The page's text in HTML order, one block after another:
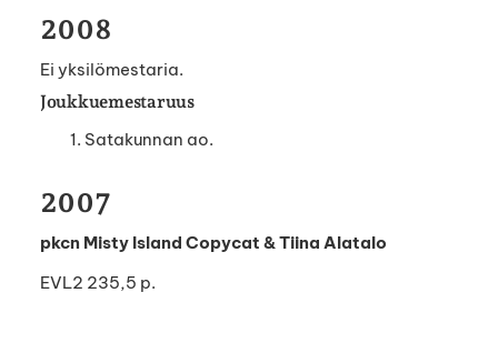
2008
Ei yksilömestaria.
Joukkuemestaruus
Satakunnan ao.
2007
pkcn Misty Island Copycat & Tiina Alatalo
EVL2 235,5 p.